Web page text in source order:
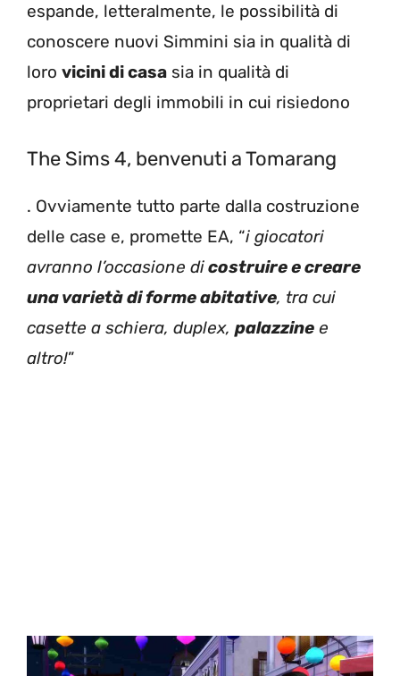
espande, letteralmente, le possibilità di
conoscere nuovi Simmini sia in qualità di
loro vicini di casa sia in qualità di
proprietari degli immobili in cui risiedono
The Sims 4, benvenuti a Tomarang
. Ovviamente tutto parte dalla costruzione
delle case e, promette EA, “i giocatori
avranno l’occasione dicostruire e creare
una varietà di forme abitative, tra cui
casette a schiera, duplex, palazzine e
altro!”